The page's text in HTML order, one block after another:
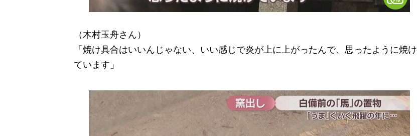
（木村玉舟さん）
「焼け具合はいいんじゃない、いい感じで炎が上に上がったんで、思ったように焼け
ています」